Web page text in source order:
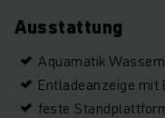
Ausstattung
Aquamatik
Entladeanzeige
feste